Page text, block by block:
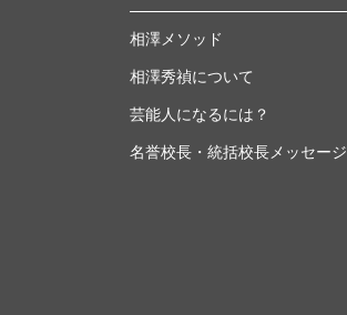
相澤メソッド
相澤秀禎について
芸能人になるには？
名誉校長・統括校長メッセージ